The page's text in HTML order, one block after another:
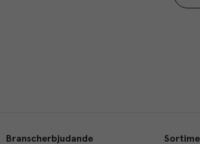
Branscherbjudande